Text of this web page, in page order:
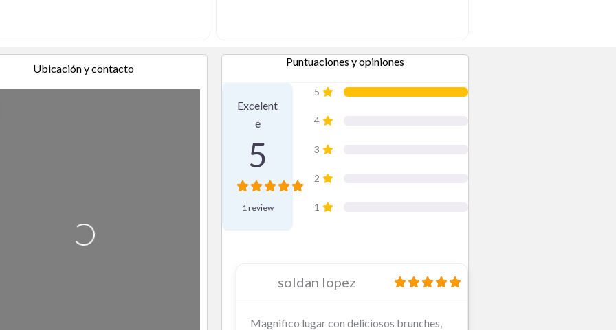
Ubicación y contacto
Cargando…
Puntuaciones y opiniones
Excelent
e
5
1 review
5
4
3
2
1
soldan lopez
Magnifico lugar con deliciosos brunches,